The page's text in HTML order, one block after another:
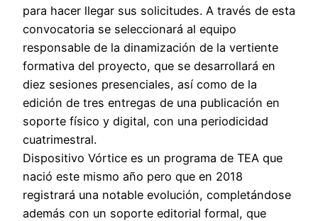
para hacer llegar sus solicitudes. A través de esta
convocatoria se seleccionará al equipo
responsable de la dinamización de la vertiente
formativa del proyecto, que se desarrollará en
diez sesiones presenciales, así como de la
edición de tres entregas de una publicación en
soporte físico y digital, con una periodicidad
cuatrimestral.
Dispositivo Vórtice es un programa de TEA que
nació este mismo año pero que en 2018
registrará una notable evolución, completándose
además con un soporte editorial formal, que